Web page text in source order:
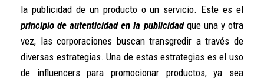
la publicidad de un producto o un servicio. Este es el
principio de autenticidad en la publicidadque una y otra
vez, las corporaciones buscan transgredir a través de
diversas estrategias. Una de estas estrategias es el uso
de influencers para promocionar productos, ya sea